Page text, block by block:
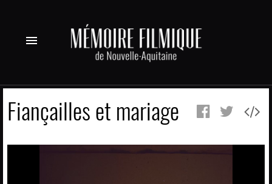
menu
Fiançailles et mariage